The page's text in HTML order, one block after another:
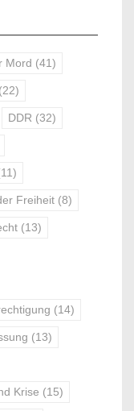
Mord (41)
(22)
DDR (32)
Freiheit (8)
(13)
(14)
(13)
Krise (15)